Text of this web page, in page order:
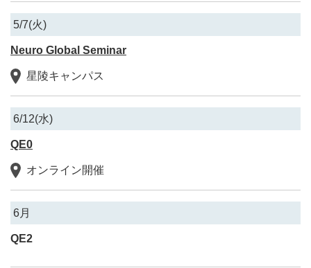
5/7(火)
Neuro Global Seminar
星陵キャンパス
6/12(水)
QE0
オンライン開催
6月
QE2